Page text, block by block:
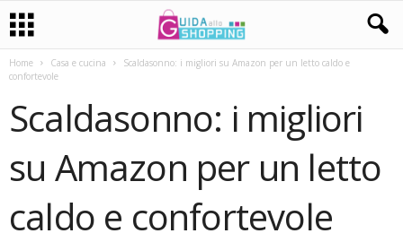
Home Casa e cucina
Scaldasonno: i migliori su Amazon per un letto caldo e
confortevole
Scaldasonno: i migliori
su Amazon per un letto
caldo e confortevole